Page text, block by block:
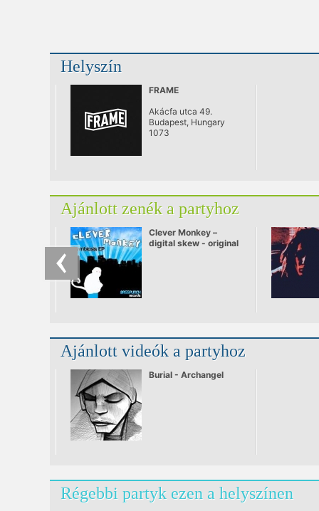
Helyszín
FRAME
Akácfa utca 49.
Budapest, Hungary
1073
Ajánlott zenék a partyhoz
Clever Monkey –
digital skew - original
Ajánlott videók a partyhoz
Burial - Archangel
Régebbi partyk ezen a helyszínen